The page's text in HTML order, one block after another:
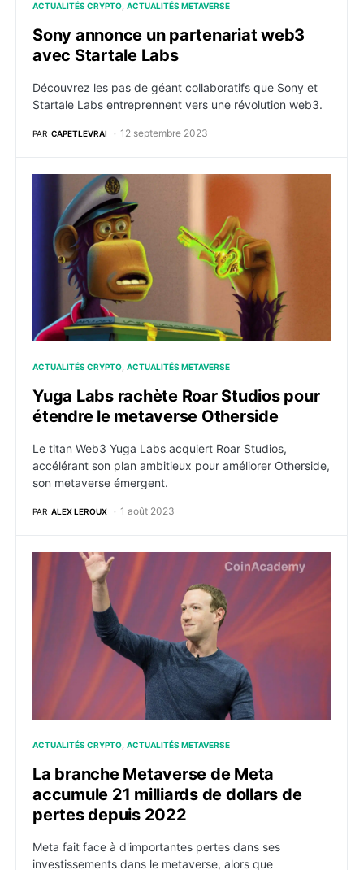
ACTUALITÉS CRYPTO ACTUALITÉS METAVERSE
Sony annonce un partenariat web3
avec Startale Labs
Découvrez les pas de géant collaboratifs que Sony et
Startale Labs entreprennent vers une révolution web3.
PAR CAPETLEVRAI 12 septembre 2023
Yuga Labs rachète Roar Studios pour étendre le
ACTUALITÉS CRYPTO ACTUALITÉS METAVERSE
Yuga Labs rachète Roar Studios pour
étendre le metaverse Otherside
Le titan Web3 Yuga Labs acquiert Roar Studios,
accélérant son plan ambitieux pour améliorer Otherside,
son metaverse émergent.
PAR ALEX LEROUX 1 août 2023
La branche Metaverse de Meta accumule 21
ACTUALITÉS CRYPTO ACTUALITÉS METAVERSE
La branche Metaverse de Meta
accumule 21 milliards de dollars de
pertes depuis 2022
Meta fait face à d'importantes pertes dans ses
investissements dans le metaverse, alors que